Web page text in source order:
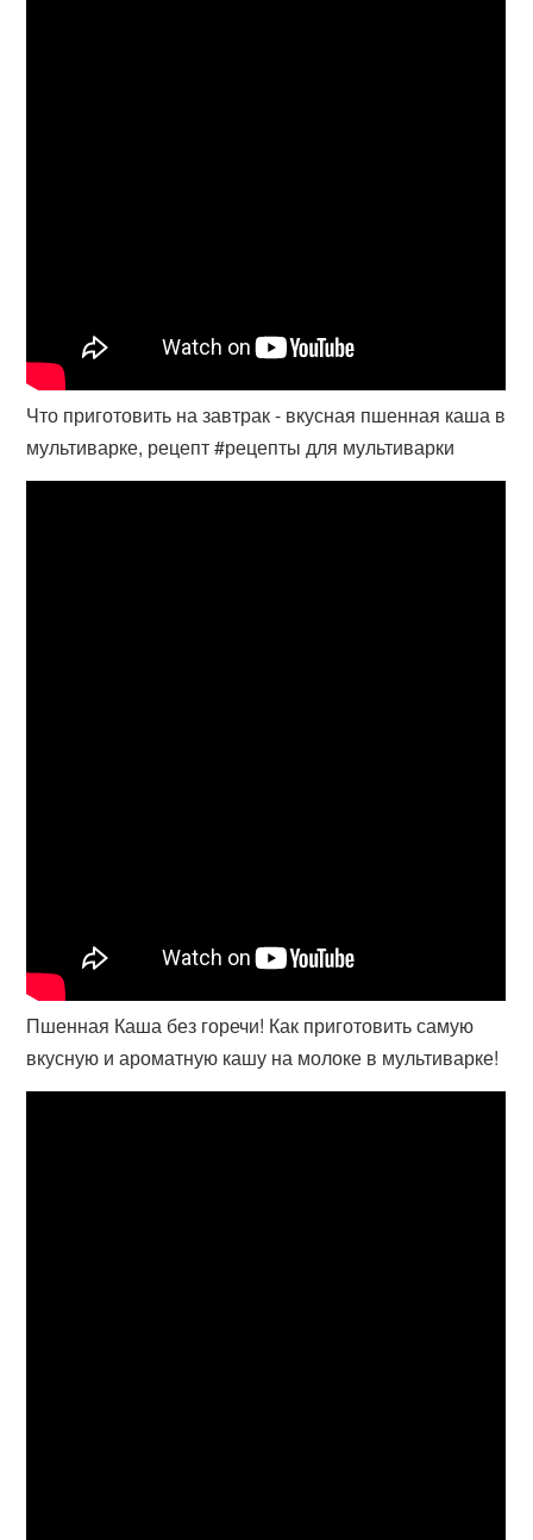
Что приготовить на завтрак - вкусная пшенная каша в
мультиварке, рецепт #рецепты для мультиварки
Пшенная Каша без горечи! Как приготовить самую
вкусную и ароматную кашу на молоке в мультиварке!